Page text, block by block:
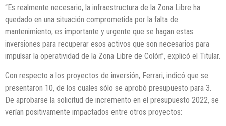
“Es realmente necesario, la infraestructura de la Zona Libre ha
quedado en una situación comprometida por la falta de
mantenimiento, es importante y urgente que se hagan estas
inversiones para recuperar esos activos que son necesarios para
impulsar la operatividad de la Zona Libre de Colón”, explicó el Titular.
Con respecto a los proyectos de inversión, Ferrari, indicó que se
presentaron 10, de los cuales sólo se aprobó presupuesto para 3.
De aprobarse la solicitud de incremento en el presupuesto 2022, se
verían positivamente impactados entre otros proyectos: